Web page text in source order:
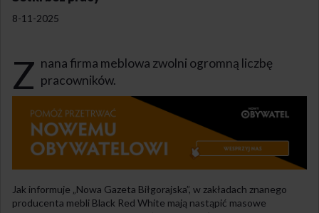
8-11-2025
Z nana firma meblowa zwolni ogromną liczbę
pracowników.
Jak informuje „Nowa Gazeta Biłgorajska”, w zakładach znanego
producenta mebli Black Red White mają nastąpić masowe